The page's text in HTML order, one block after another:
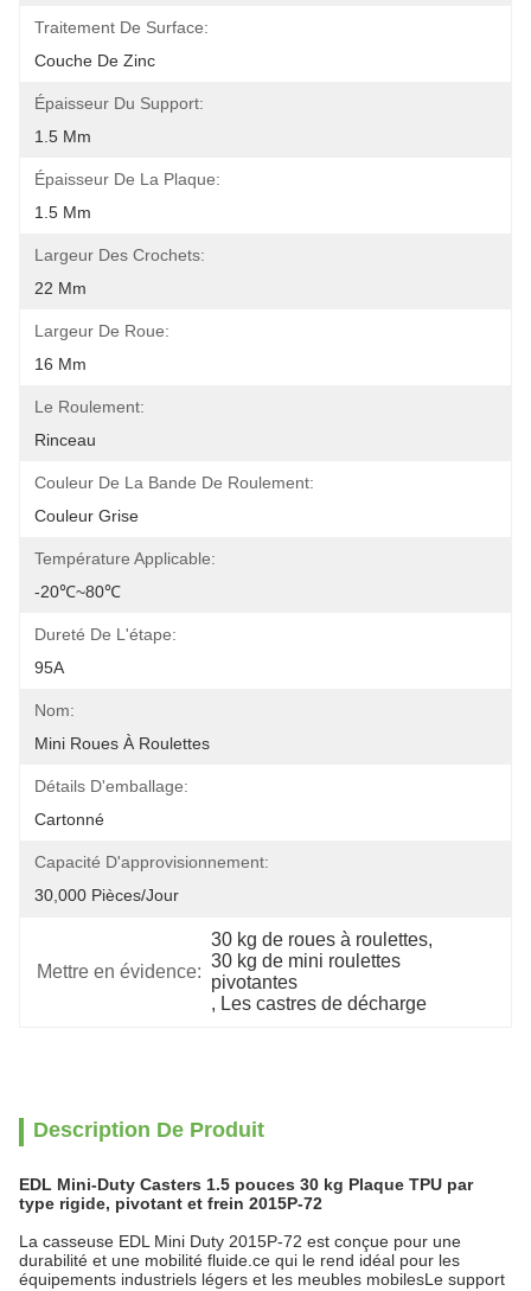
Traitement De Surface:
Couche De Zinc
Épaisseur Du Support:
1.5 Mm
Épaisseur De La Plaque:
1.5 Mm
Largeur Des Crochets:
22 Mm
Largeur De Roue:
16 Mm
Le Roulement:
Rinceau
Couleur De La Bande De Roulement:
Couleur Grise
Température Applicable:
-20℃~80℃
Dureté De L'étape:
95A
Nom:
Mini Roues À Roulettes
Détails D'emballage:
Cartonné
Capacité D'approvisionnement:
30,000 Pièces/jour
Mettre en évidence:
30 kg de roues à roulettes,
30 kg de mini roulettes
pivotantes
, Les castres de décharge
Description De Produit
EDL Mini-Duty Casters 1.5 pouces 30 kg Plaque TPU par
type rigide, pivotant et frein 2015P-72
La casseuse EDL Mini Duty 2015P-72 est conçue pour une
durabilité et une mobilité fluide.ce qui le rend idéal pour les
équipements industriels légers et les meubles mobilesLe support